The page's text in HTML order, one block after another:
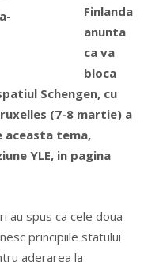
Finlanda
anunta
ca va
bloca
Schengen, cu
(7-8 martie) a
aceasta tema,
YLE, in pagina
au spus ca cele doua
principiile statului
aderarea la